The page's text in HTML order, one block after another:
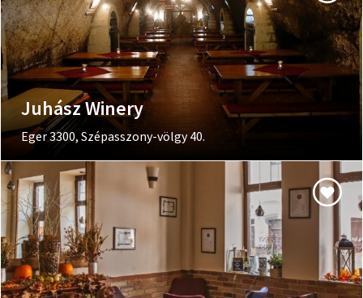
Juhász Winery
Eger 3300, Szépasszony-völgy 40.